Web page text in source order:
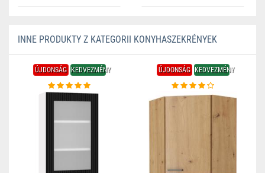
INNE PRODUKTY Z KATEGORII KONYHASZEKRÉNYEK
ÚJDONSÁG KEDVEZMÉNY ÚJDONSÁG KEDVEZMÉNY